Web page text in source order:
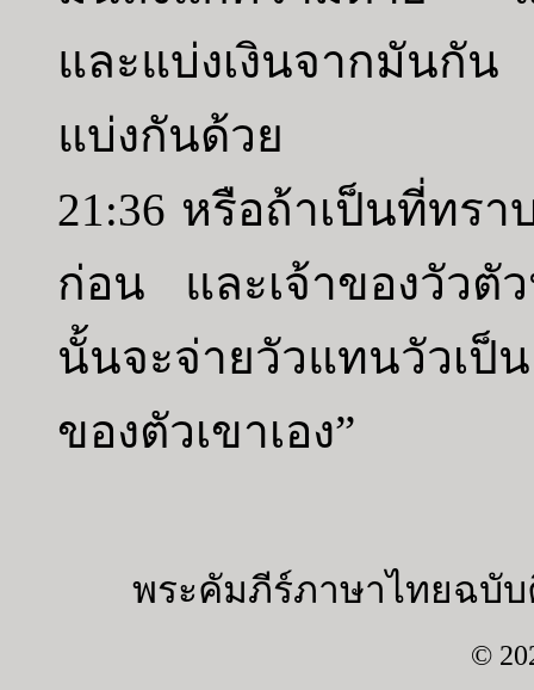
และแบ่งเงินจากมันกั
แบ่งกันด้วย
21:36 หรือถ้าเป็นที่ทร
ก่อน และเจ้าของวัวตั
นั้นจะจ่ายวัวแทนวัวเ
ของตัวเขาเอง”
พระคัมภีร์ภาษาไทยฉบับ
©